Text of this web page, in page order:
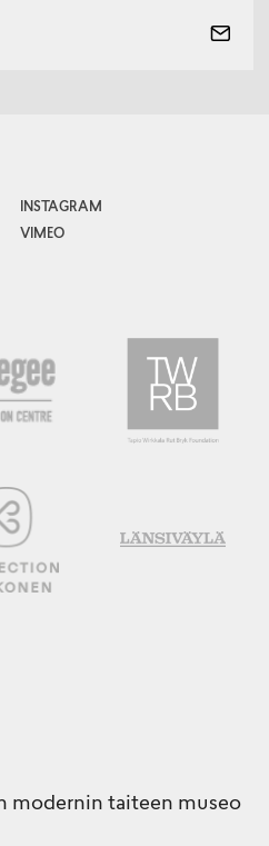
INSTAGRAM
VIMEO
modernin taiteen museo